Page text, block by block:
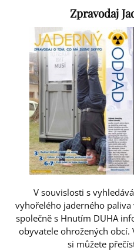
Zpravodaj
V souvislosti s
vyhořelého jaderného paliva
společně s Hnutím DUHA
obyvatele ohrožených obcí.
si můžete